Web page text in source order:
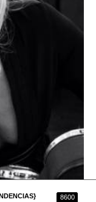
8600